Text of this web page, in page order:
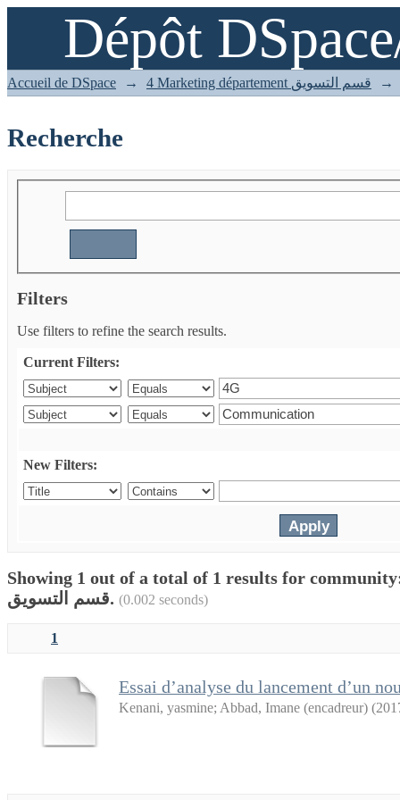
Dépôt
Recherche
Accueil de DSpace → 4 Marketing département قسم التسويق →
Recherche
Filters
Use filters to refine the search results.
Current Filters:
New Filters:
Showing 1 out of a total of 1 results for
قسم التسويق.
(0.002 seconds)
1
Essai d’analyse du lancement d’un
Kenani, yasmine; Abbad, Imane (encadreur) (